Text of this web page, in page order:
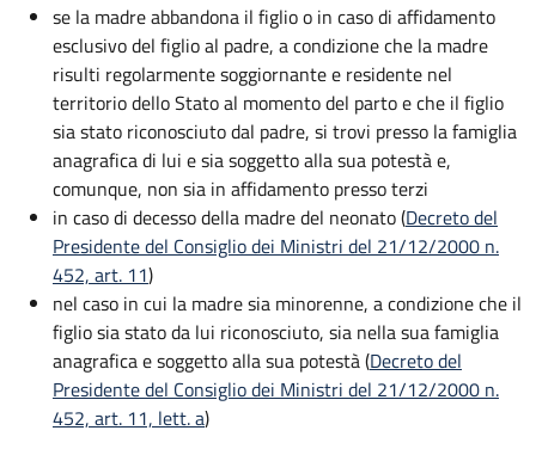
se la madre abbandona il figlio o in caso di affidamento
esclusivo del figlio al padre, a condizione che la madre
risulti regolarmente soggiornante e residente nel
territorio dello Stato al momento del parto e che il figlio
sia stato riconosciuto dal padre, si trovi presso la famiglia
anagrafica di lui e sia soggetto alla sua potestà e,
comunque, non sia in affidamento presso terzi
in caso di decesso della madre del neonato (Decreto del
Presidente del Consiglio dei Ministri del 21/12/2000 n.
452, art. 11)
nel caso in cui la madre sia minorenne, a condizione che il
figlio sia stato da lui riconosciuto, sia nella sua famiglia
anagrafica e soggetto alla sua potestà (Decreto del
Presidente del Consiglio dei Ministri del 21/12/2000 n.
452, art. 11, lett. a)